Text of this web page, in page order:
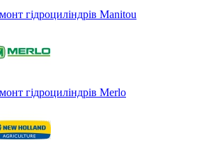
гідроциліндрів Manitou
гідроциліндрів Merlo